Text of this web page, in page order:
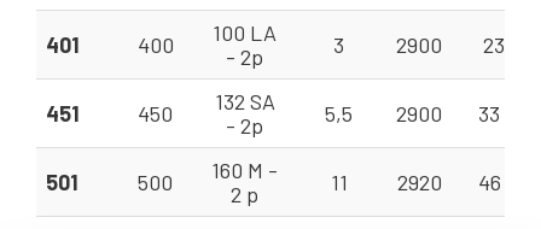
401 400
100 LA
- 2p
3 2900 23 -
451 450
132 SA
- 2p
5,5 2900 33 -
501 500
160 M -
2 p
11 2920 46 -